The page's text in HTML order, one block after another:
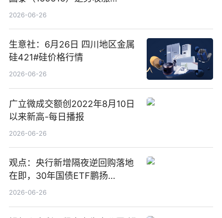
3.5%，近10日累计净流入超65
2026-06-26
生意社：6月26日 四川地区金属
硅421#硅价格行情
2026-06-26
广立微成交额创2022年8月10日
以来新高-每日播报
2026-06-26
观点：央行新增隔夜逆回购落地
在即，30年国债ETF鹏扬
(511090) 盘中小幅上涨
2026-06-26